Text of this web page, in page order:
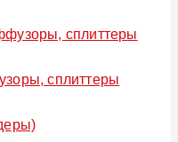
сплиттеры
сплиттеры